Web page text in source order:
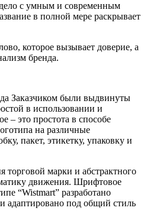
дело с умным и современным
в полной мере раскрывает
которое вызывает доверие, а
бренда.
Заказчиком были выдвинуты
в использовании и
– это простота в способе
на различные
пакет, этикетку, упаковку и
торговой марки и абстрактного
движения. Шрифтовое
“Wistmart” разработано
адаптировано под общий стиль